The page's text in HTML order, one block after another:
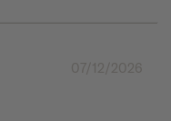
07/12/2026